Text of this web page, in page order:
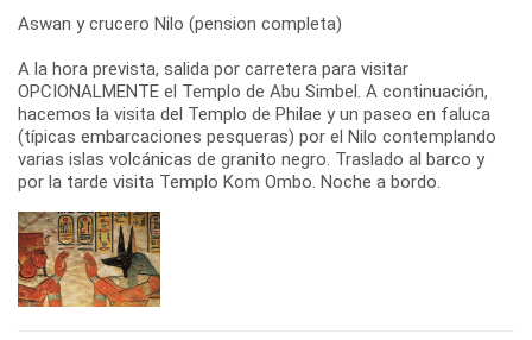
Aswan y crucero Nilo (pension completa)
A la hora prevista, salida por carretera para visitar
OPCIONALMENTE el Templo de Abu Simbel. A continuación,
hacemos la visita del Templo de Philae y un paseo en faluca
(típicas embarcaciones pesqueras) por el Nilo contemplando
varias islas volcánicas de granito negro. Traslado al barco y
por la tarde visita Templo Kom Ombo. Noche a bordo.